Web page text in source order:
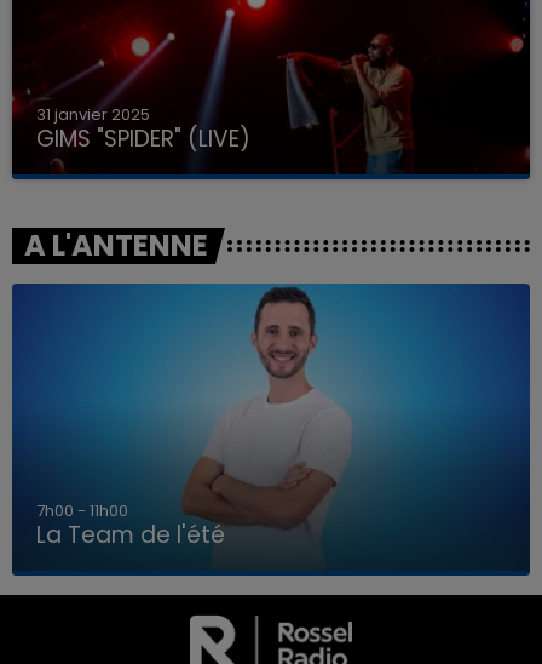
LA TEAM DE L'ÉTÉ
31 janvier 2025
GIMS "SPIDER" (LIVE)
A L'ANTENNE
7h00 - 11h00
La Team de l'été